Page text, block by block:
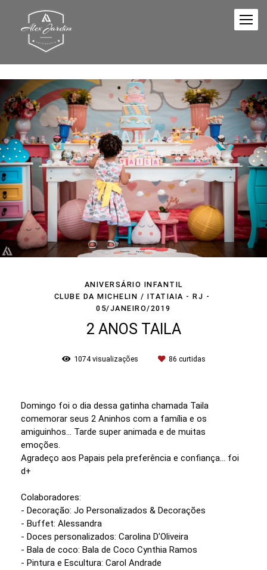
ANIVERSÁRIO INFANTIL
CLUBE DA MICHELIN / ITATIAIA - RJ
05/JANEIRO/2019
2 ANOS TAILA
1074visualizações 86 curtidas
Domingo foi o dia dessa gatinha chamada Taila
comemorar seus 2 Aninhos com a família e os
amiguinhos... Tarde super animada e de muitas
emoções.
Agradeço aos Papais pela preferência e confiança... foi
d+
Colaboradores:
- Decoração: Jo Personalizados & Decorações
- Buffet: Alessandra
- Doces personalizados: Carolina D'Oliveira
- Bala de coco: Bala de Coco Cynthia Ramos
- Pintura e Escultura: Carol Andrade